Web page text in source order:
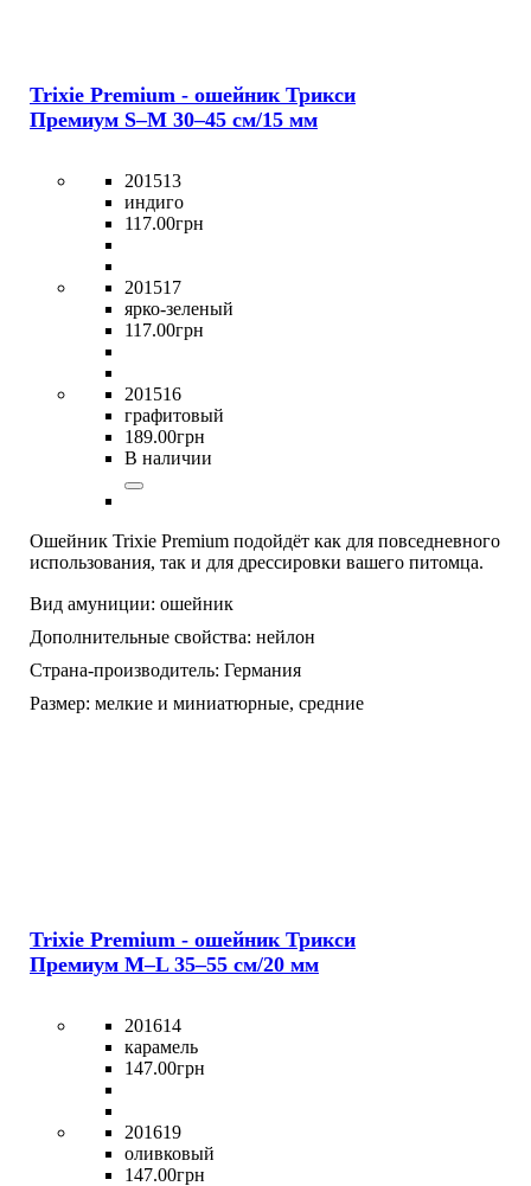
Trixie Premium - ошейник Трикси
Премиум S–M 30–45 см/15 мм
201513
индиго
117.00грн
201517
ярко-зеленый
117.00грн
201516
графитовый
189.00грн
В наличии
Ошейник Trixie Premium подойдёт как для повседневного
использования, так и для дрессировки вашего питомца.
Вид амуниции: ошейник
Дополнительные свойства: нейлон
Страна-производитель: Германия
Размер: мелкие и миниатюрные, средние
Trixie Premium - ошейник Трикси
Премиум M–L 35–55 см/20 мм
201614
карамель
147.00грн
201619
оливковый
147.00грн